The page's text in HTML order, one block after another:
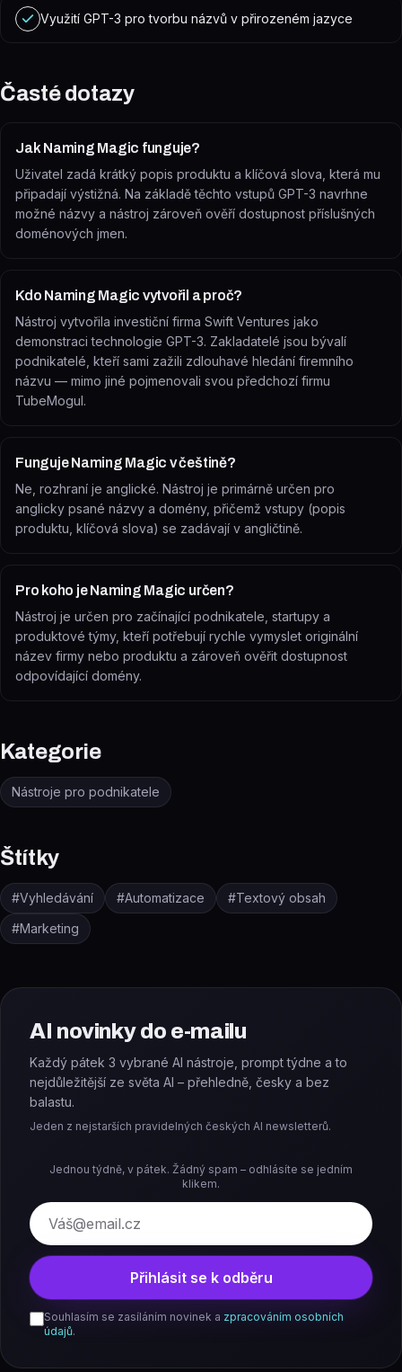
Využití GPT-3 pro tvorbu názvů v přirozeném jazyce
Časté dotazy
Jak Naming Magic funguje?
Uživatel zadá krátký popis produktu a klíčová slova, která mu
připadají výstižná. Na základě těchto vstupů GPT-3 navrhne
možné názvy a nástroj zároveň ověří dostupnost příslušných
doménových jmen.
Kdo Naming Magic vytvořil a proč?
Nástroj vytvořila investiční firma Swift Ventures jako
demonstraci technologie GPT-3. Zakladatelé jsou bývalí
podnikatelé, kteří sami zažili zdlouhavé hledání firemního
názvu — mimo jiné pojmenovali svou předchozí firmu
TubeMogul.
Funguje Naming Magic v češtině?
Ne, rozhraní je anglické. Nástroj je primárně určen pro
anglicky psané názvy a domény, přičemž vstupy (popis
produktu, klíčová slova) se zadávají v angličtině.
Pro koho je Naming Magic určen?
Nástroj je určen pro začínající podnikatele, startupy a
produktové týmy, kteří potřebují rychle vymyslet originální
název firmy nebo produktu a zároveň ověřit dostupnost
odpovídající domény.
Kategorie
Nástroje pro podnikatele
Štítky
#Vyhledávání #Automatizace #Textový obsah
#Marketing
AI novinky do e-mailu
Každý pátek 3 vybrané AI nástroje, prompt týdne a to
nejdůležitější ze světa AI – přehledně, česky a bez
balastu.
Jeden z nejstarších pravidelných českých AI newsletterů.
Jednou týdně, v pátek. Žádný spam – odhlásíte se jedním
klikem.
E-mail
Přihlásit se k odběru
Souhlasím se zasíláním novinek a zpracováním osobních
údajů.